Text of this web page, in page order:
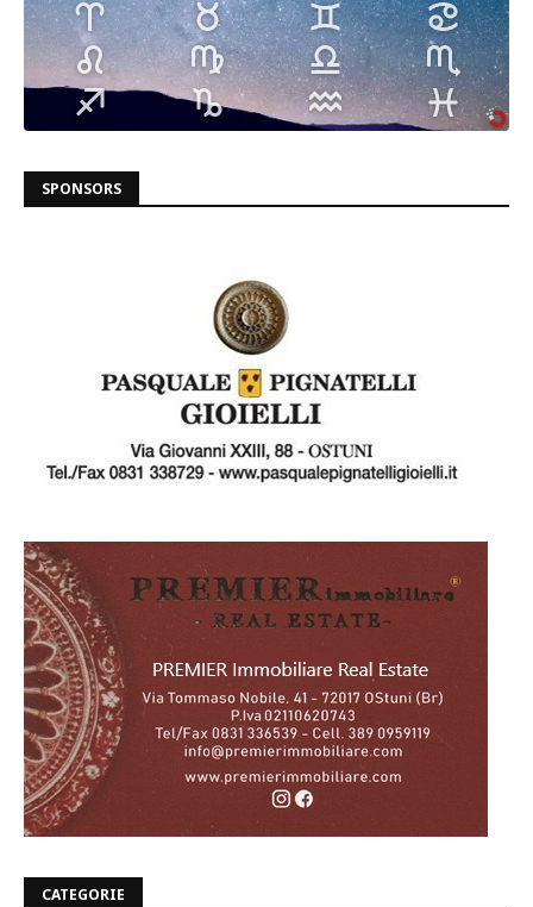
SPONSORS
CATEGORIE